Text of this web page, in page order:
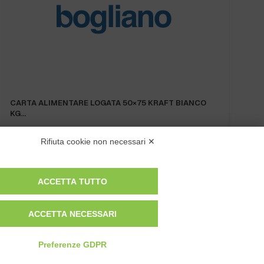
CARTA ALIMENTARE LOGATA 50×75 KRAFT BIANCO
KG…
Privacy Policy
Cookie Policy
Modifica preferenze cookie
Rifiuta cookie non necessari ✕
ACCETTA TUTTO
ACCETTA NECESSARI
Preferenze GDPR